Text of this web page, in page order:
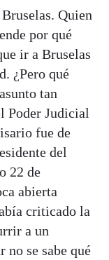
Quien
por qué
ir a Bruselas
¿Pero qué
tan
Poder Judicial
fue de
del
22 de
abierta
criticado la
a un
no se sabe qué